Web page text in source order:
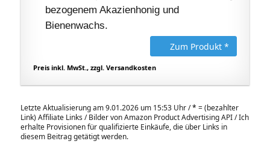
bezogenem Akazienhonig und
Bienenwachs.
Zum Produkt *
Preis inkl. MwSt., zzgl. Versandkosten
Letzte Aktualisierung am 9.01.2026 um 15:53 Uhr /* = (bezahlter
Link) Affiliate Links / Bilder von Amazon Product Advertising API / Ich
erhalte Provisionen für qualifizierte Einkäufe, die über Links in
diesem Beitrag getätigt werden.